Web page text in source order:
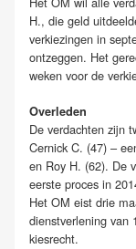
H., die geld
verkiezingen in
ontzeggen. Het
weken voor de
Overleden
De verdachten zijn
Cernick C. (47) –
en Roy H. (62). De
eerste proces in
Het OM eist drie
dienstverlening van
kiesrecht.